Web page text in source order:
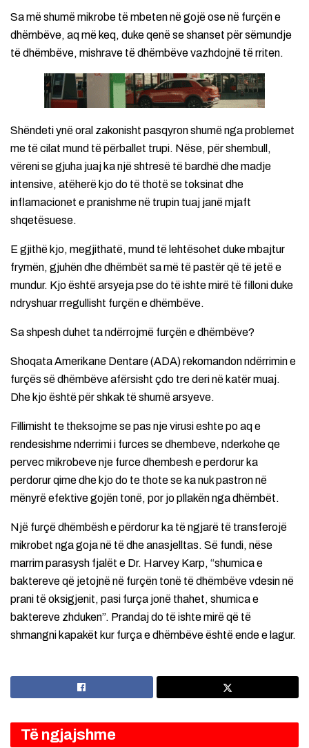
Sa më shumë mikrobe të mbeten në gojë ose në furçën e
dhëmbëve, aq më keq, duke qenë se shanset për sëmundje
të dhëmbëve, mishrave të dhëmbëve vazhdojnë të rriten.
Shëndeti ynë oral zakonisht pasqyron shumë nga problemet
me të cilat mund të përballet trupi. Nëse, për shembull,
vëreni se gjuha juaj ka një shtresë të bardhë dhe madje
intensive, atëherë kjo do të thotë se toksinat dhe
inflamacionet e pranishme në trupin tuaj janë mjaft
shqetësuese.
E gjithë kjo, megjithatë, mund të lehtësohet duke mbajtur
frymën, gjuhën dhe dhëmbët sa më të pastër që të jetë e
mundur. Kjo është arsyeja pse do të ishte mirë të filloni duke
ndryshuar rregullisht furçën e dhëmbëve.
Sa shpesh duhet ta ndërrojmë furçën e dhëmbëve?
Shoqata Amerikane Dentare (ADA) rekomandon ndërrimin e
furçës së dhëmbëve afërsisht çdo tre deri në katër muaj.
Dhe kjo është për shkak të shumë arsyeve.
Fillimisht te theksojme se pas nje virusi eshte po aq e
rendesishme nderrimi i furces se dhembeve, nderkohe qe
pervec mikrobeve nje furce dhembesh e perdorur ka
perdorur qime dhe kjo do te thote se ka nuk pastron në
mënyrë efektive gojën tonë, por jo pllakën nga dhëmbët.
Një furçë dhëmbësh e përdorur ka të ngjarë të transferojë
mikrobet nga goja në të dhe anasjelltas. Së fundi, nëse
marrim parasysh fjalët e Dr. Harvey Karp, “shumica e
baktereve që jetojnë në furçën tonë të dhëmbëve vdesin në
prani të oksigjenit, pasi furça jonë thahet, shumica e
baktereve zhduken”. Prandaj do të ishte mirë që të
shmangni kapakët kur furça e dhëmbëve është ende e lagur.
Të ngjajshme